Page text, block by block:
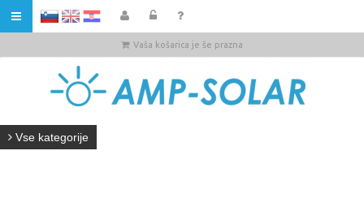
HR
Vaša košarica je še prazna
Vse kategorije